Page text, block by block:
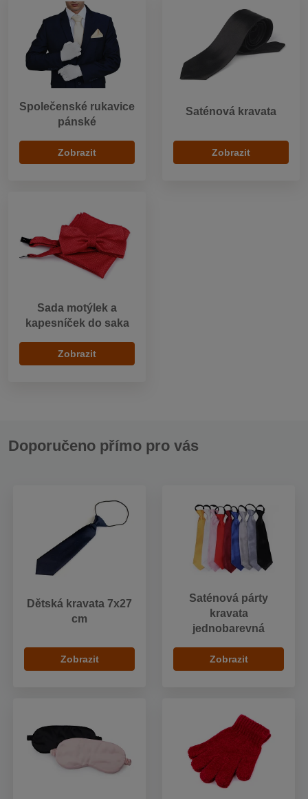
Společenské rukavice
pánské
Zobrazit
Saténová kravata
Zobrazit
Sada motýlek a
kapesníček do saka
Zobrazit
Doporučeno přímo pro vás
Dětská kravata 7x27
cm
Zobrazit
Saténová párty
kravata
jednobarevná
Zobrazit